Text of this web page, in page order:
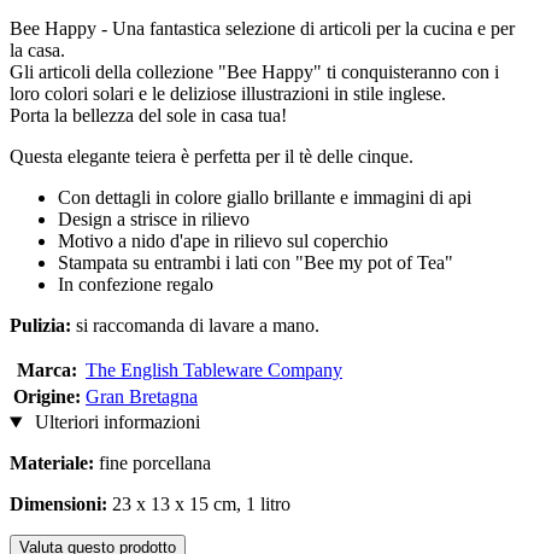
Bee Happy - Una fantastica selezione di articoli per la cucina e per
la casa.
Gli articoli della collezione "Bee Happy" ti conquisteranno con i
loro colori solari e le deliziose illustrazioni in stile inglese.
Porta la bellezza del sole in casa tua!
Questa elegante teiera è perfetta per il tè delle cinque.
Con dettagli in colore giallo brillante e immagini di api
Design a strisce in rilievo
Motivo a nido d'ape in rilievo sul coperchio
Stampata su entrambi i lati con "Bee my pot of Tea"
In confezione regalo
Pulizia: si raccomanda di lavare a mano.
Marca: The English Tableware Company
Origine: Gran Bretagna
Ulteriori informazioni
Materiale: fine porcellana
Dimensioni: 23 x 13 x 15 cm, 1 litro
Valuta questo prodotto